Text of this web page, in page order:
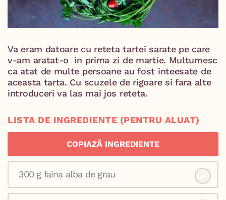
Va eram datoare cu reteta tartei sarate pe care
v-am aratat-o in prima zi de martie. Multumesc
ca atat de multe persoane au fost inteesate de
aceasta tarta. Cu scuzele de rigoare si fara alte
introduceri va las mai jos reteta.
LISTA DE INGREDIENTE (PENTRU ALUAT)
COPIAZĂ INGREDIENTE
300 g faina alba de grau